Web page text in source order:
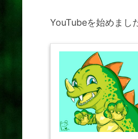
YouTubeを始めまし